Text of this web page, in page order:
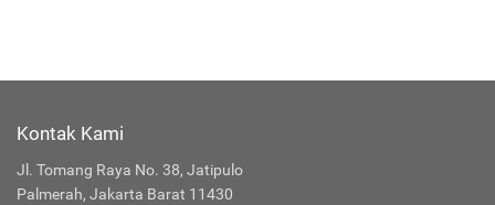
Kontak Kami
Jl. Tomang Raya No. 38, Jatipulo
Palmerah, Jakarta Barat 11430